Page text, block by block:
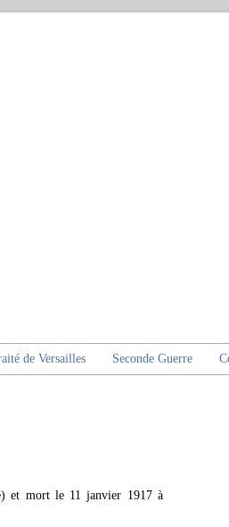
de Versailles Seconde Guerre
et mort le 11 janvier 1917 à